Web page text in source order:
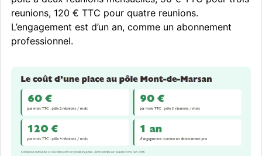
reunions, 120 € TTC pour quatre reunions.
L’engagement est d’un an, comme un abonnement
professionnel.